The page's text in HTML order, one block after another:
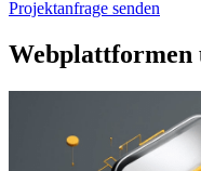
Projektanfrage senden
Webplattformen